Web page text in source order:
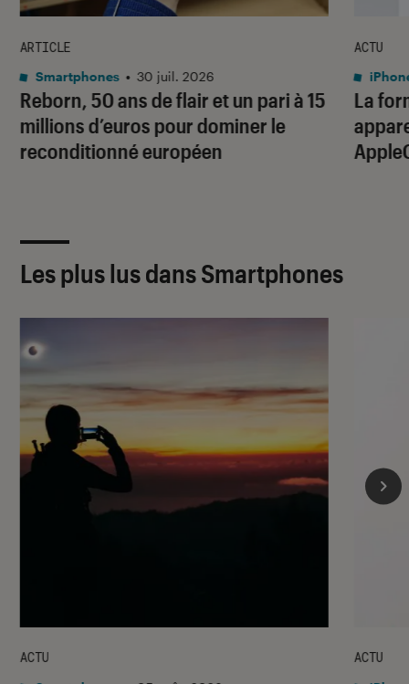
Reborn, 50 ans de flair et un pari à 15
millions d’euros pour dominer le
reconditionné européen
ARTICLE
Smartphones • 30 juil. 2026
La
ACTU
Les plus lus dans Smartphones
ACTU ACTU